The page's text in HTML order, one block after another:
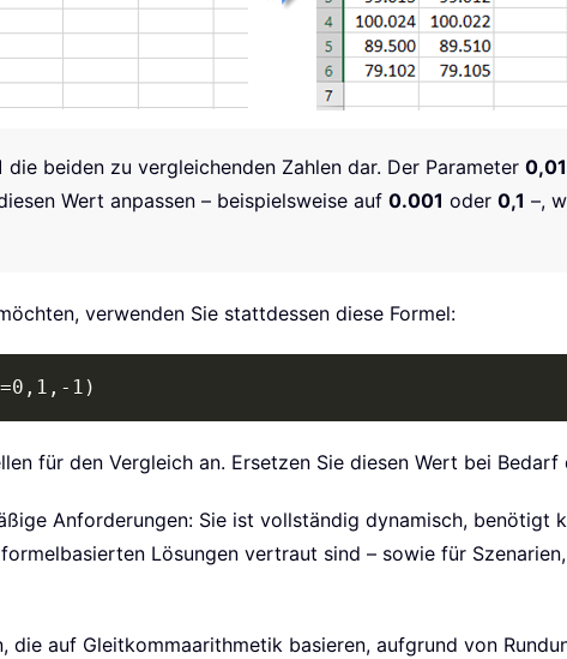
die beiden zu vergleichenden Zahlen dar. Der Parameter 0,01
Wert anpassen – beispielsweise auf 0.001 oder 0,1 –,
verwenden Sie stattdessen diese Formel:
1)
für den Vergleich an. Ersetzen Sie diesen Wert bei
Anforderungen: Sie ist vollständig dynamisch, benötigt
Lösungen vertraut sind – sowie für
die auf Gleitkommaarithmetik basieren, aufgrund von